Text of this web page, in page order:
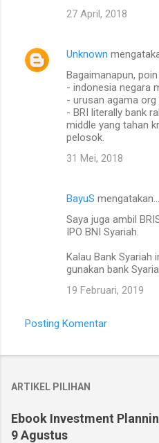
27 April, 2018
Unknown
Bagaimanapun,
- indonesia negara
- urusan agama
- BRI literally bank
middle yang tahan
pelosok.
31 Mei, 2018
BayuS mengatakan…
Saya juga ambil
IPO BNI Syariah.
Kalau Bank Syariah
gunakan bank
19 Februari, 2019
Posting Komentar
ARTIKEL PILIHAN
Ebook Investment
9 Agustus